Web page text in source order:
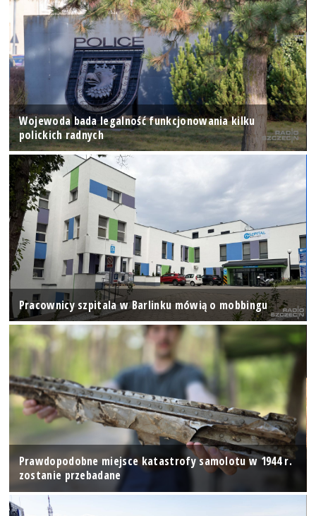
Wojewoda bada legalność funkcjonowania kilku
polickich radnych
Pracownicy szpitala w Barlinku mówią o mobbingu
Prawdopodobne miejsce katastrofy samolotu w 1944 r.
zostanie przebadane